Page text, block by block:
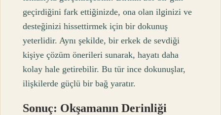
geçirdiğini fark ettiğinizde, ona olan ilginizi ve
desteğinizi hissettirmek için bir dokunuş
yeterlidir. Aynı şekilde, bir erkek de sevdiği
kişiye çözüm önerileri sunarak, hayatı daha
kolay hale getirebilir. Bu tür ince dokunuşlar,
ilişkilerde güçlü bir bağ yaratır.
Sonuç: Okşamanın Derinliği